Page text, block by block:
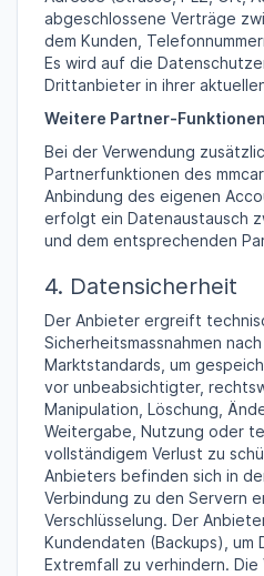
abgeschlossene Verträge
dem Kunden,
Es wird auf die
Drittanbieter in ihrer
Weitere Partner-Funktionen
Bei der Verwendung
Partnerfunktionen des
Anbindung des eigenen
erfolgt ein Datenaustausch
und dem entsprechenden
4. Datensicherheit
Der Anbieter ergreift
Sicherheitsmassnahmen
Marktstandards, um
vor unbeabsichtigter,
Manipulation, Löschung,
Weitergabe, Nutzung oder
vollständigem Verlust zu
Anbieters befinden sich in
Verbindung zu den Servern
Verschlüsselung. Der
Kundendaten (Backups), um
Extremfall zu verhindern. Die